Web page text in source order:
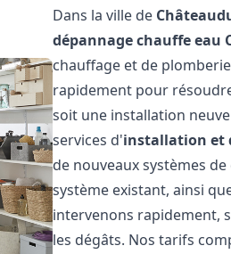
Dans la ville de
dépannage chauffe eau
chauffage et de
rapidement pour
soit une installation
services d'installation et
de nouveaux systèmes
système existant, ainsi
intervenons rapidement,
les dégâts. Nos tarifs